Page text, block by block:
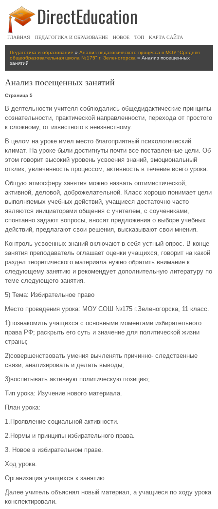
ГЛАВНАЯ ПЕДАГОГИКА И ОБРАЗОВАНИЕ НОВОЕ ТОП КАРТА САЙТА
Педагогика и образование » Анализ педагогического процесса в МОУ "Средняя
общеобразовательная школа №175" г. Зеленогорска » Анализ посещенных
занятий
Анализ посещенных занятий
Страница 5
В деятельности учителя соблюдались общедидактические принципы
сознательности, практической направленности, перехода от простого
к сложному, от известного к неизвестному.
В целом на уроке имел место благоприятный психологический
климат. На уроке были достигнуты почти все поставленные цели. Об
этом говорит высокий уровень усвоения знаний, эмоциональный
отклик, увлеченность процессом, активность в течение всего урока.
Общую атмосферу занятия можно назвать оптимистической,
активной, деловой, доброжелательной. Класс хорошо понимает цели
выполняемых учебных действий, учащиеся достаточно часто
являются инициаторами общения с учителем, с соучениками,
спонтанно задают вопросы, вносят предложения о выборе учебных
действий, предлагают свои решения, высказывают свои мнения.
Контроль усвоенных знаний включают в себя устный опрос. В конце
занятия преподаватель оглашает оценки учащихся, говорит на какой
раздел теоретического материала нужно обратить внимание к
следующему занятию и рекомендует дополнительную литературу по
теме следующего занятия.
5) Тема: Избирательное право
Место проведения урока: МОУ СОШ №175 г.Зеленогорска, 11 класс.
1)познакомить учащихся с основными моментами избирательного
права РФ; раскрыть его суть и значение для политической жизни
страны;
2)совершенствовать умения вычленять причинно- следственные
связи, анализировать и делать выводы;
3)воспитывать активную политическую позицию;
Тип урока: Изучение нового материала.
План урока:
1.Проявление социальной активности.
2.Нормы и принципы избирательного права.
3. Новое в избирательном праве.
Ход урока.
Организация учащихся к занятию.
Далее учитель объяснял новый материал, а учащиеся по ходу урока
конспектировали.